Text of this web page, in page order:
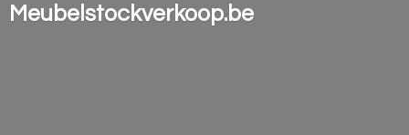
Meubelstockverkoop.be